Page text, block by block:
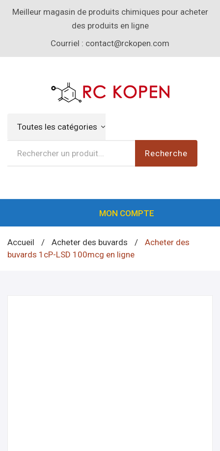
Meilleur magasin de produits chimiques pour acheter
des produits en ligne
Courriel : contact@rckopen.com
Toutes les catégories
Recherche
MON COMPTE
Accueil / Acheter des buvards /
Acheter des
buvards 1cP-LSD 100mcg en ligne